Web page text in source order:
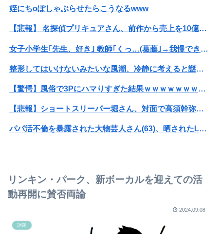
姪にちoぽしゃぶらせたらこうなるwww
【悲報】 名探偵プリキュアさん、前作から売上を10億円も落としてしまう
女子小学生｢先生、好き｣ 教師｢くっ…(葛藤｣→我慢できずハメ撮りカーセ●クスして教員免許剥奪
整形してはいけないみたいな風潮、冷静に考えると謎だよな
【驚愕】風俗で3Pにハマりすぎた結果ｗｗｗｗｗｗｗｗｗｗwwww
【悲報】ショートスリーパー堀さん、対面で高須幹弥にブチギレるｗｗｗｗ
パパ活不倫を暴露された大物芸人さん(63)、晒されたLINEが面白すぎるｗｗｗｗｗｗｗｗｗ(画像ｱﾘ)
【悲報】弁当屋「消費税減税しても値下げなんてしないよ」
セガサミーHD 2027年3月期第1四半期決算
リンキン・パーク、新ボーカルを迎えての活
動再開に賛否両論
2024.09.08
話題